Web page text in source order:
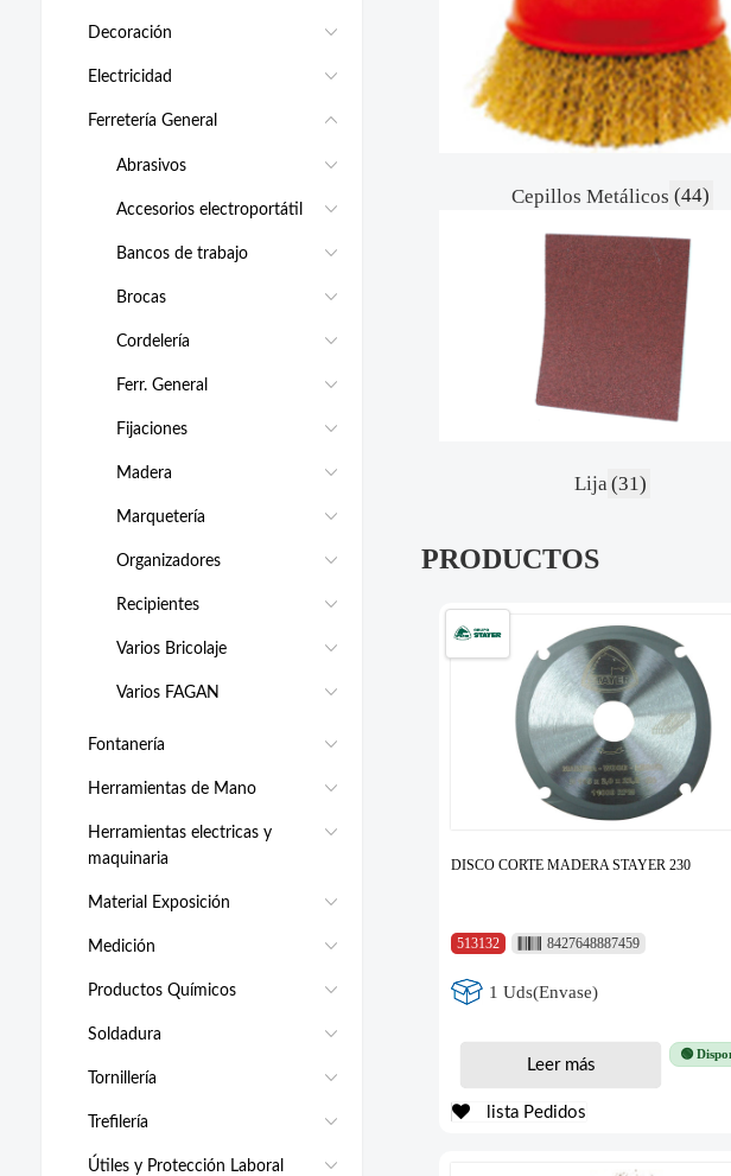
Cepillos Metálicos (44)
Lija (31)
PRODUCTOS
DISCO CORTE MADERA STAYER 230
513132 8427648887459
1 Uds(Envase)
🟢
Leer más
lista Pedidos
Decoración
Electricidad
Ferretería General
Abrasivos
Accesorios electroportátil
Bancos de trabajo
Brocas
Cordelería
Ferr. General
Fijaciones
Madera
Marquetería
Organizadores
Recipientes
Varios Bricolaje
Varios FAGAN
Fontanería
Herramientas de Mano
Herramientas electricas y
maquinaria
Material Exposición
Medición
Productos Químicos
Soldadura
Tornillería
Trefilería
Útiles y Protección Laboral